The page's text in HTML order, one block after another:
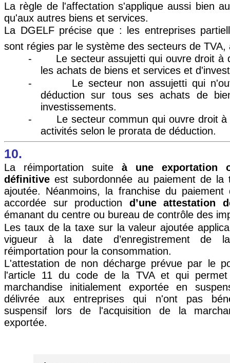
La règle de l'affectation s'applique aussi bien
qu'aux autres biens et services.
La DGELF précise que : les entreprises
sont régies par le système des secteurs de
-
Le secteur assujetti qui ouvre droit à
les achats de biens et services et
-
Le secteur non assujetti qui
déduction sur tous ses achats de
investissements.
-
Le secteur commun qui ouvre droit
activités selon le prorata de déduction.
10.
La réimportation suite à une exportation
définitive est subordonnée au paiement de la
ajoutée. Néanmoins, la franchise du
accordée sur production d’une attestation
émanant du centre ou bureau de contrôle des
Les taux de la taxe sur la valeur ajoutée
vigueur à la date d’enregistrement de
réimportation pour la consommation.
L'attestation de non décharge prévue par le
l'article 11 du code de la TVA et qui
marchandise initialement exportée en
délivrée aux entreprises qui n'ont pas
suspensif lors de l'acquisition de la
exportée.